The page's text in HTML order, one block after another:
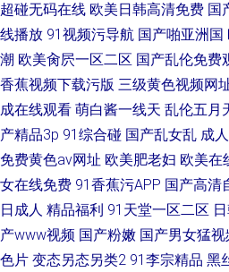
超碰无码在线 欧美日韩高清免费 国
线播放 91视频污导航 国产啪亚洲国
潮 欧美肏屄一区二区 国产乱伦免费
香蕉视频下载污版 三级黄色视频网
成在线观看 萌白酱一线天 乱伦五月
产精品3p 91综合碰 国产乱女乱 成
免费黄色av网址 欧美肥老妇 欧美在
女在线免费 91香蕉污APP 国产高清
日成人 精品福利 91天堂一区二区
产www视频 国产粉嫩 国产男女猛视
色片 变态另态另类2 91李宗精品 黑